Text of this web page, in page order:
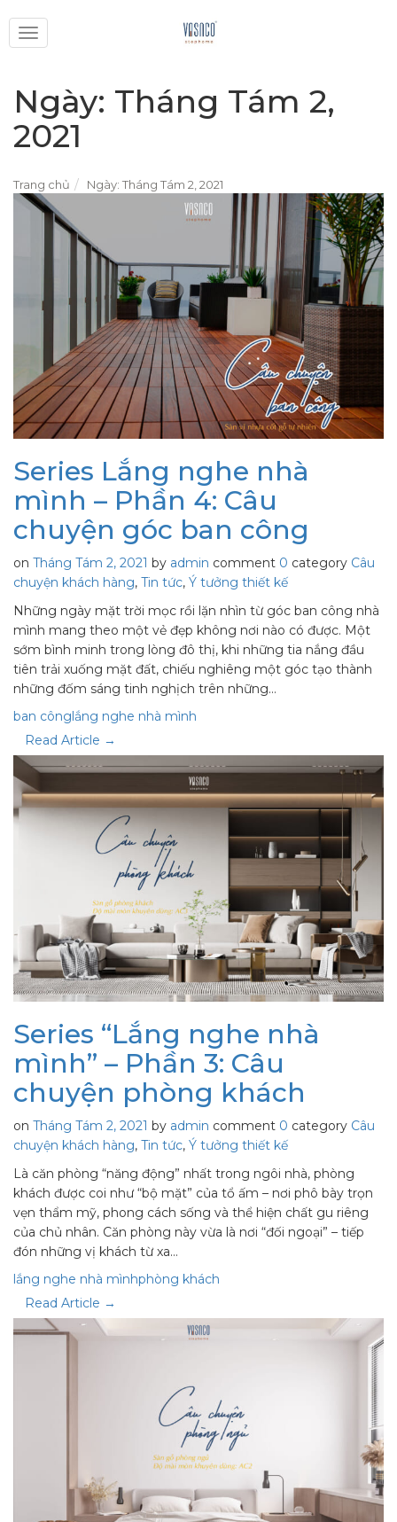
Toggle
navigation
Ngày: Tháng Tám 2,
2021
Trang chủ Ngày: Tháng Tám 2, 2021
Series Lắng nghe nhà
mình – Phần 4: Câu
chuyện góc ban công
on Tháng Tám 2, 2021 by admin comment 0 category Câu
chuyện khách hàng, Tin tức, Ý tưởng thiết kế
Những ngày mặt trời mọc rồi lặn nhìn từ góc ban công nhà
mình mang theo một vẻ đẹp không nơi nào có được. Một
sớm bình minh trong lòng đô thị, khi những tia nắng đầu
tiên trải xuống mặt đất, chiếu nghiêng một góc tạo thành
những đốm sáng tinh nghịch trên những…
ban cônglắng nghe nhà mình
Read Article →
Series “Lắng nghe nhà
mình” – Phần 3: Câu
chuyện phòng khách
on Tháng Tám 2, 2021 by admin comment 0 category Câu
chuyện khách hàng, Tin tức, Ý tưởng thiết kế
Là căn phòng “năng động” nhất trong ngôi nhà, phòng
khách được coi như “bộ mặt” của tổ ấm – nơi phô bày trọn
vẹn thẩm mỹ, phong cách sống và thể hiện chất gu riêng
của chủ nhân. Căn phòng này vừa là nơi “đối ngoại” – tiếp
đón những vị khách từ xa…
lắng nghe nhà mìnhphòng khách
Read Article →